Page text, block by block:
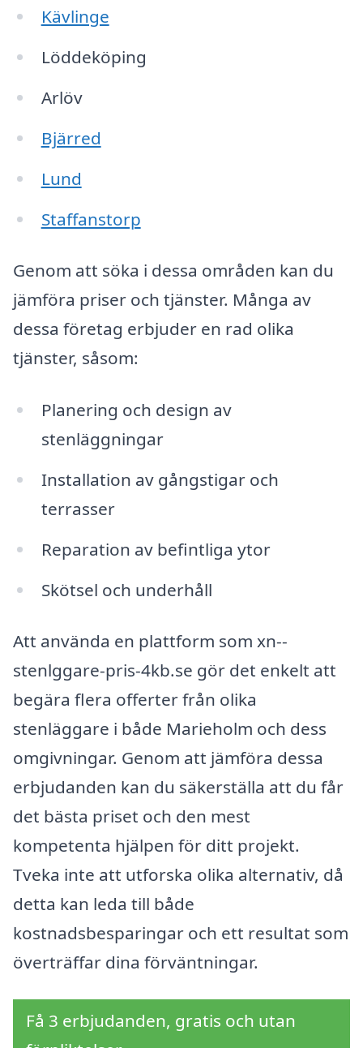
Kävlinge
Löddeköping
Arlöv
Bjärred
Lund
Staffanstorp
Genom att söka i dessa områden kan du
jämföra priser och tjänster. Många av
dessa företag erbjuder en rad olika
tjänster, såsom:
Planering och design av
stenläggningar
Installation av gångstigar och
terrasser
Reparation av befintliga ytor
Skötsel och underhåll
Att använda en plattform som xn--
stenlggare-pris-4kb.se gör det enkelt att
begära flera offerter från olika
stenläggare i både Marieholm och dess
omgivningar. Genom att jämföra dessa
erbjudanden kan du säkerställa att du får
det bästa priset och den mest
kompetenta hjälpen för ditt projekt.
Tveka inte att utforska olika alternativ, då
detta kan leda till både
kostnadsbesparingar och ett resultat som
överträffar dina förväntningar.
Få 3 erbjudanden, gratis och utan